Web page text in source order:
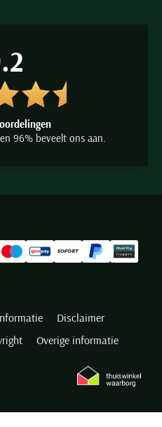
96% beveelt ons aan.
Disclaimer
Overige informatie